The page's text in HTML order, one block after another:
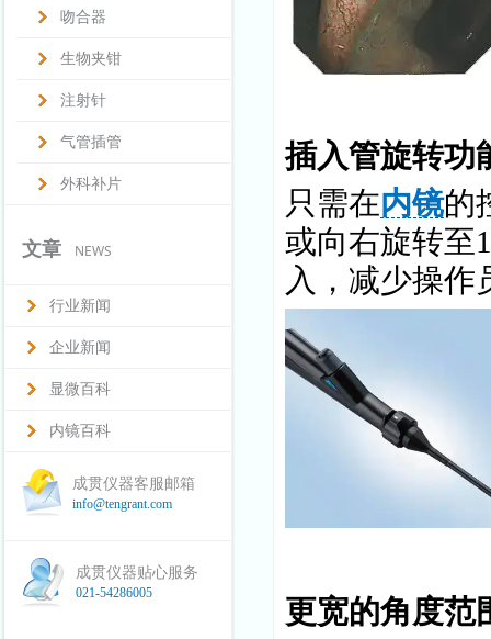
吻合器
生物夹钳
注射针
气管插管
外科补片
文章 NEWS
行业新闻
企业新闻
显微百科
内镜百科
成贯仪器客服邮箱
info@tengrant.com
成贯仪器贴心服务
021-54286005
插入管旋转功
只需在内镜的
或向右旋转至
入，减少操作
更宽的角度范